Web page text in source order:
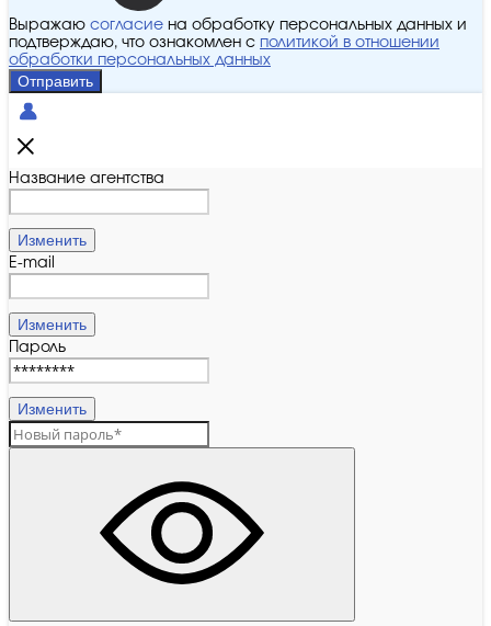
Выражаю согласие на обработку персональных данных и
подтверждаю, что ознакомлен с политикой в отношении
обработки персональных данных
Отправить
Название агентства
Изменить
E-mail
Изменить
Пароль
Изменить